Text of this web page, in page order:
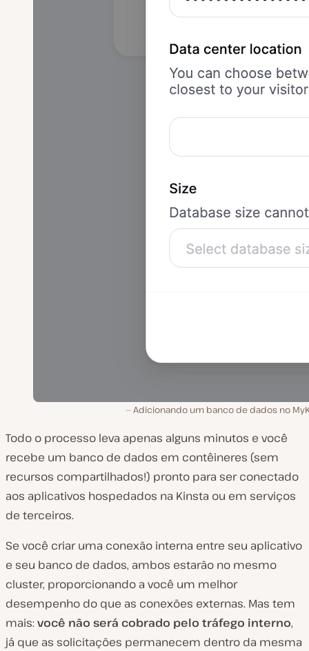
Adicionando um banco de dados no
Todo o processo leva apenas alguns minutos e você
recebe um banco de dados em contêineres (sem
recursos compartilhados!) pronto para ser conectado
aos aplicativos hospedados na Kinsta ou em serviços
de terceiros.
Se você criar uma conexão interna entre seu aplicativo
e seu banco de dados, ambos estarão no mesmo
cluster, proporcionando a você um melhor
desempenho do que as conexões externas. Mas tem
mais: você não será cobrado pelo tráfego interno,
já que as solicitações permanecem dentro da mesma